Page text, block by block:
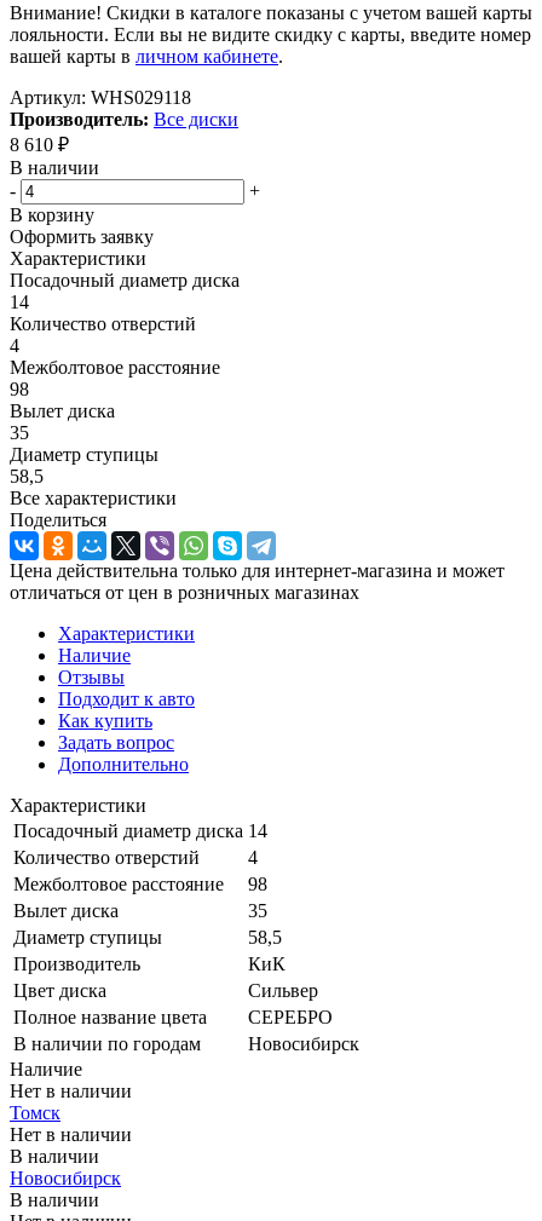
Внимание! Скидки в каталоге показаны с учетом вашей карты
лояльности. Если вы не видите скидку с карты, введите номер
вашей карты в личном кабинете.
Артикул: WHS029118
Производитель: Все диски
8 610 ₽
В наличии
-
+
В корзину
Оформить заявку
Характеристики
Посадочный диаметр диска
14
Количество отверстий
4
Межболтовое расстояние
98
Вылет диска
35
Диаметр ступицы
58,5
Все характеристики
Поделиться
Цена действительна только для интернет-магазина и может
отличаться от цен в розничных магазинах
Характеристики
Наличие
Отзывы
Подходит к авто
Как купить
Задать вопрос
Дополнительно
Характеристики
Посадочный диаметр диска 14
Количество отверстий
4
Межболтовое расстояние
98
Вылет диска
35
Диаметр ступицы
58,5
Производитель
КиК
Цвет диска
Сильвер
Полное название цвета
СЕРЕБРО
В наличии по городам
Новосибирск
Наличие
Нет в наличии
Томск
Нет в наличии
В наличии
Новосибирск
В наличии